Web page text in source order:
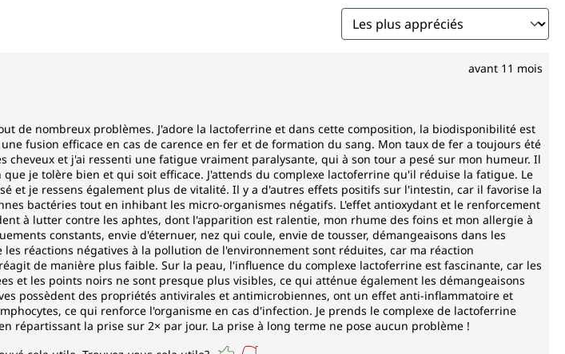
fluides corporels de mammifères, notamment dans le lait. Elle est particulièrement
contribue :
à une fonction cognitive normale
à un métabolisme énergétique normal
à la formation normale de globules rouges et d'hémoglobine
au transport normal de l'oxygène dans l'organisme
au fonctionnement normal du système immunitaire
à la réduction de la fatigue
au développement cognitif normal des enfants
au processus de division cellulaire
La vitamine C (acide ascorbique)
avant 11 mois
de nombreux problèmes. J'adore la lactoferrine et dans cette composition, la biodisponibilité est
fusion efficace en cas de carence en fer et de formation du sang. Mon taux de fer a toujours été
cheveux et j'ai ressenti une fatigue vraiment paralysante, qui à son tour a pesé sur mon humeur. Il
je tolère bien et qui soit efficace. J'attends du complexe lactoferrine qu'il réduise la fatigue. Le
et je ressens également plus de vitalité. Il y a d'autres effets positifs sur l'intestin, car il favorise la
bactéries tout en inhibant les micro-organismes négatifs. L'effet antioxydant et le renforcement
à lutter contre les aphtes, dont l'apparition est ralentie, mon rhume des foins et mon allergie à
constants, envie d'éternuer, nez qui coule, envie de tousser, démangeaisons dans les
réactions négatives à la pollution de l'environnement sont réduites, car ma réaction
de manière plus faible. Sur la peau, l'influence du complexe lactoferrine est fascinante, car les
et les points noirs ne sont presque plus visibles, ce qui atténue également les démangeaisons
possèdent des propriétés antivirales et antimicrobiennes, ont un effet anti-inflammatoire et
ce qui renforce l'organisme en cas d'infection. Je prends le complexe de lactoferrine
répartissant la prise sur 2× par jour. La prise à long terme ne pose aucun problème !